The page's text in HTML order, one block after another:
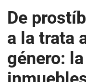
De
a la trata
género: